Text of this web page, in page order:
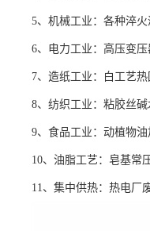
5、机械工业：各种淬火
6、电力工业：高压变压
7、造纸工业：白工艺热
8、纺织工业：粘胶丝碱
9、食品工业：动植物油
10、油脂工艺：皂基常
11、集中供热：热电厂